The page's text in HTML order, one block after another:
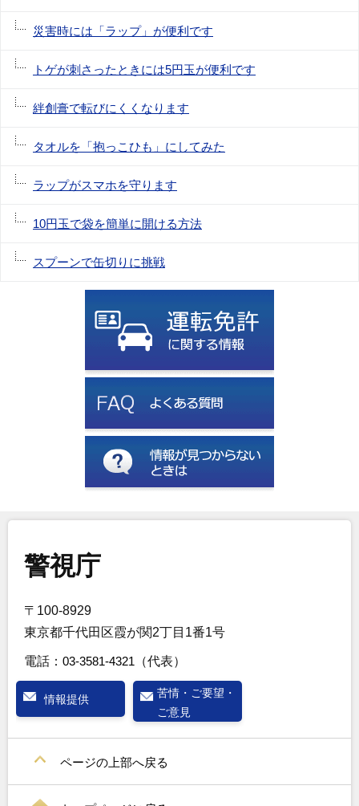
災害時には「ラップ」が便利です
トゲが刺さったときには5円玉が便利です
絆創膏で転びにくくなります
タオルを「抱っこひも」にしてみた
ラップがスマホを守ります
10円玉で袋を簡単に開ける方法
スプーンで缶切りに挑戦
警視庁
〒100-8929
東京都千代田区霞が関2丁目1番1号
電話： 03-3581-4321 （代表）
情報提供
苦情・ご要望・
ご意見
ページの上部へ戻る